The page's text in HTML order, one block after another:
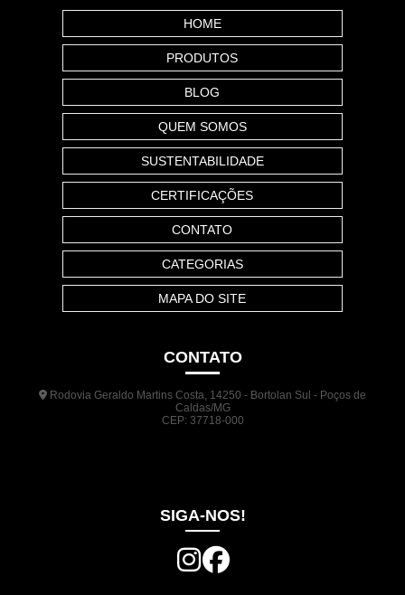
HOME
PRODUTOS
BLOG
QUEM SOMOS
SUSTENTABILIDADE
CERTIFICAÇÕES
CONTATO
CATEGORIAS
MAPA DO SITE
CONTATO
Rodovia Geraldo Martins Costa, 14250 - Bortolan Sul - Poços de
Caldas/MG
CEP: 37718-000
SIGA-NOS!